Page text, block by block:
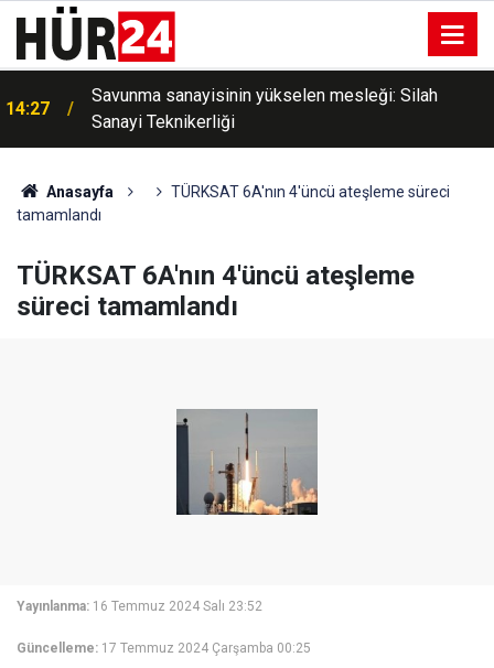
14:27
Savunma sanayisinin yükselen mesleği: Silah
Sanayi Teknikerliği
Anasayfa
TÜRKSAT 6A'nın 4'üncü ateşleme süreci
tamamlandı
TÜRKSAT 6A'nın 4'üncü ateşleme
süreci tamamlandı
Yayınlanma: 16 Temmuz 2024 Salı 23:52
Güncelleme: 17 Temmuz 2024 Çarşamba 00:25